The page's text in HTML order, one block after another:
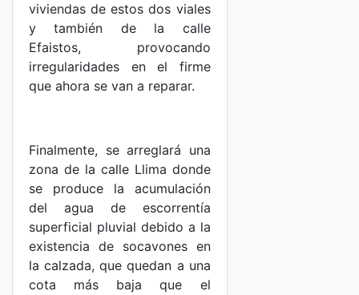
viviendas de estos dos viales
y también de la calle
Efaistos, provocando
irregularidades en el firme
que ahora se van a reparar.
Finalmente, se arreglará una
zona de la calle Llima donde
se produce la acumulación
del agua de escorrentía
superficial pluvial debido a la
existencia de socavones en
la calzada, que quedan a una
cota más baja que el